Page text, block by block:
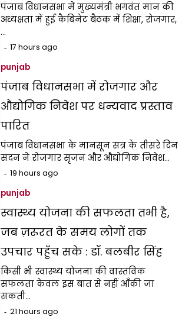
पंजाब विधानसभा में मुख्यमंत्री भगवंत मान की
अध्यक्षता में हुई कैबिनेट बैठक में शिक्षा, रोजगार,
…
17 hours ago
punjab
पंजाब विधानसभा में रोजगार और
औद्योगिक निवेश पर धन्यवाद प्रस्ताव
पारित
पंजाब विधानसभा के मानसून सत्र के तीसरे दिन
सदन ने रोजगार सृजन और औद्योगिक निवेश…
19 hours ago
punjab
स्वास्थ्य योजना की सफलता तभी है,
जब ज़रूरत के समय लोगों तक
उपचार पहुँच सके : डॉ. बलबीर सिंह
किसी भी स्वास्थ्य योजना की वास्तविक
सफलता केवल इस बात से नहीं आँकी जा
सकती…
21 hours ago